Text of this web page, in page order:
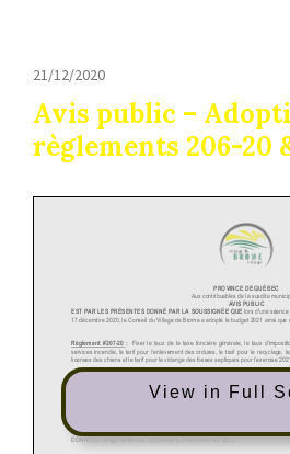
21/12/2020
Avis public –
règlements 206-20
View in Full